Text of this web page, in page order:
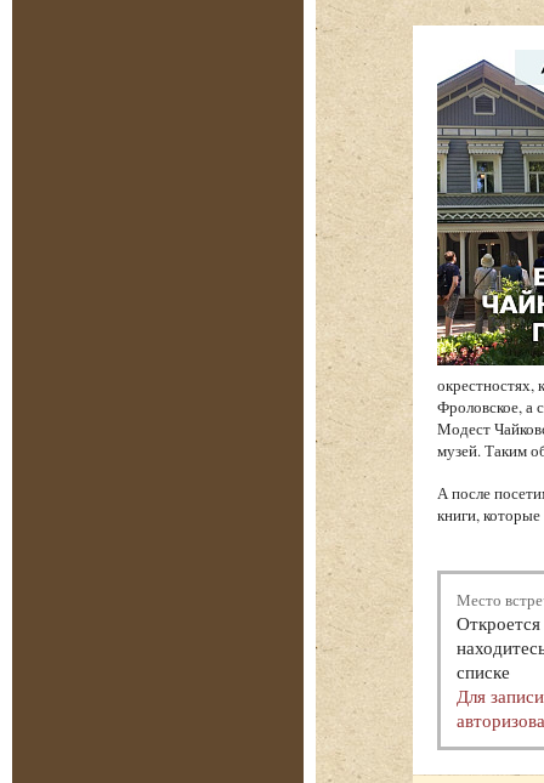
окрестностях,
Фроловское, а
Модест
музей. Таким
А после
книги,
Место
списке
Для